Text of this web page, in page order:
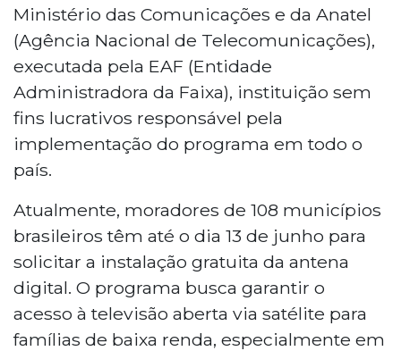
Ministério das Comunicações e da Anatel
(Agência Nacional de Telecomunicações),
executada pela EAF (Entidade
Administradora da Faixa), instituição sem
fins lucrativos responsável pela
implementação do programa em todo o
país.
Atualmente, moradores de 108 municípios
brasileiros têm até o dia 13 de junho para
solicitar a instalação gratuita da antena
digital. O programa busca garantir o
acesso à televisão aberta via satélite para
famílias de baixa renda, especialmente em